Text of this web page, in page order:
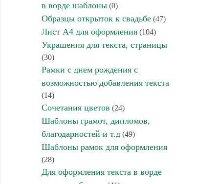
в ворде шаблоны(0)
Образцы открыток к свадьбе(47)
Лист А4 для оформления(104)
Украшения для текста, страницы
(30)
Рамки с днем рождения с
возможностью добавления текста
(14)
Сочетания цветов (24)
Шаблоны грамот, дипломов,
благодарностей и т.д(49)
Шаблоны рамок для оформления
(28)
Для оформления текста в ворде